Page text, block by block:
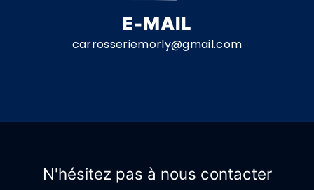
E-MAIL
carrosseriemorly@gmail.com
N'hésitez pas à nous contacter